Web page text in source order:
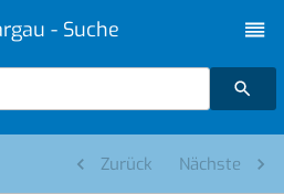
- Suche
Zurück Nächste